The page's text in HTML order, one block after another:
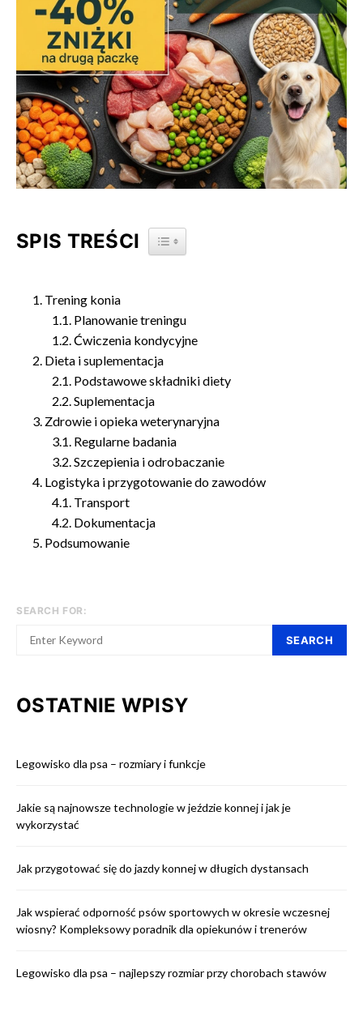
SPIS TREŚCI TOGGLE TABLE OF CONTENT
Trening konia
Planowanie treningu
Ćwiczenia kondycyjne
Dieta i suplementacja
Podstawowe składniki diety
Suplementacja
Zdrowie i opieka weterynaryjna
Regularne badania
Szczepienia i odrobaczanie
Logistyka i przygotowanie do zawodów
Transport
Dokumentacja
Podsumowanie
SEARCH FOR:
SEARCH
OSTATNIE WPISY
Legowisko dla psa – rozmiary i funkcje
Jakie są najnowsze technologie w jeździe konnej i jak je
wykorzystać
Jak przygotować się do jazdy konnej w długich dystansach
Jak wspierać odporność psów sportowych w okresie wczesnej
wiosny? Kompleksowy poradnik dla opiekunów i trenerów
Legowisko dla psa – najlepszy rozmiar przy chorobach stawów